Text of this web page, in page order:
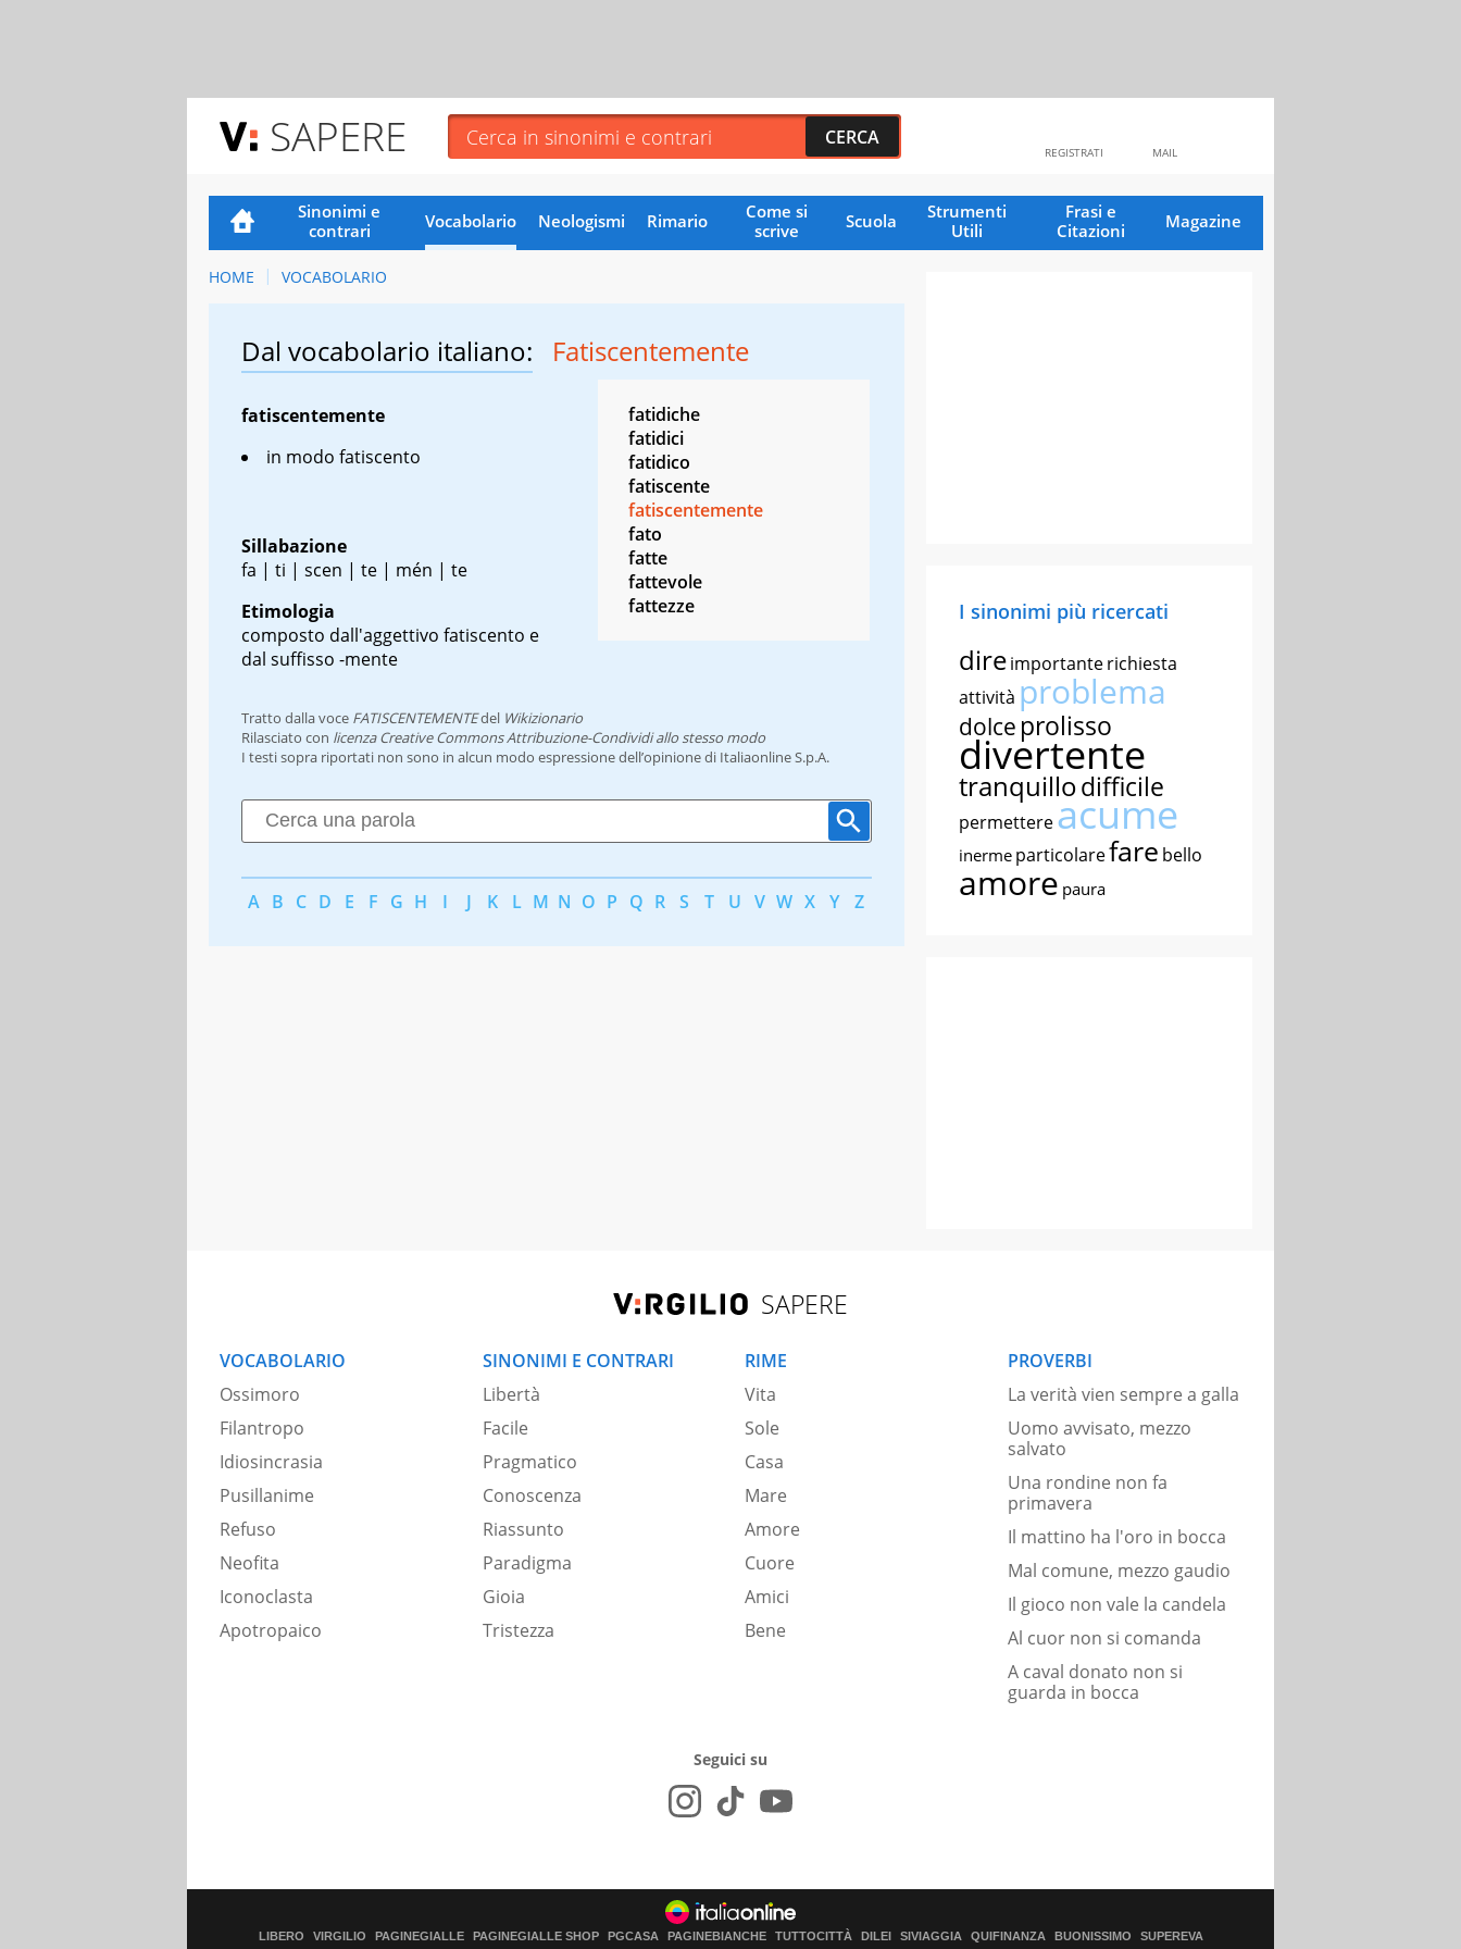
SAPERE MAIL
REGISTRATI
Sinonimi e
contrari
Vocabolario Neologismi Rimario
Come si
scrive
Scuola
Strumenti
Utili
Frasi e
Citazioni
Magazine
HOME VOCABOLARIO
Dal vocabolario italiano: Fatiscentemente
fatiscentemente
in modo fatiscento
Sillabazione
fa | ti | scen | te | mén | te
Etimologia
composto dall'aggettivo fatiscento e
dal suffisso -mente
fatidiche
fatidici
fatidico
fatiscente
fatiscentemente
fato
fatte
fattevole
fattezze
Tratto dalla voce FATISCENTEMENTEdel Wikizionario
Rilasciato con licenza Creative Commons Attribuzione-Condividi allo stesso modo
I testi sopra riportati non sono in alcun modo espressione dell’opinione di Italiaonline S.p.A.
A B C D E F G H I J K L M N O P Q R S T U V W X Y Z
I sinonimi più ricercati
direimportanterichiesta
attività problema
dolce prolisso
divertente
tranquillodifficile
permettereacume
inerme particolarefare bello
amore paura
SAPERE
VOCABOLARIO
Ossimoro
Filantropo
Idiosincrasia
Pusillanime
Refuso
Neofita
Iconoclasta
Apotropaico
SINONIMI E CONTRARI
Libertà
Facile
Pragmatico
Conoscenza
Riassunto
Paradigma
Gioia
Tristezza
RIME
Vita
Sole
Casa
Mare
Amore
Cuore
Amici
Bene
PROVERBI
La verità vien sempre a galla
Uomo avvisato, mezzo
salvato
Una rondine non fa
primavera
Il mattino ha l'oro in bocca
Mal comune, mezzo gaudio
Il gioco non vale la candela
Al cuor non si comanda
A caval donato non si
guarda in bocca
Seguici su
LIBERO VIRGILIO PAGINEGIALLE PAGINEGIALLE SHOP PGCASA PAGINEBIANCHE TUTTOCITTÀ DILEI SIVIAGGIA QUIFINANZA BUONISSIMO SUPEREVA